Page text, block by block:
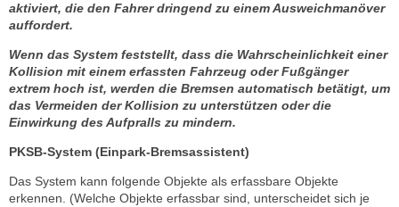
aktiviert, die den Fahrer dringend zu einem Ausweichmanöver
auffordert.
Wenn das System feststellt, dass die Wahrscheinlichkeit einer
Kollision mit einem erfassten Fahrzeug oder Fußgänger
extrem hoch ist, werden die Bremsen automatisch betätigt, um
das Vermeiden der Kollision zu unterstützen oder die
Einwirkung des Aufpralls zu mindern.
PKSB-System (Einpark-Bremsassistent)
Das System kann folgende Objekte als erfassbare Objekte
erkennen. (Welche Objekte erfassbar sind, unterscheidet sich je